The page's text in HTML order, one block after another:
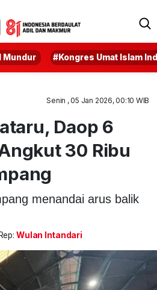
Mundur #Kongres Umat Islam
Senin , 05 Jan 2026, 00:10 WIB
Daop 6
30 Ribu
menandai arus balik
Rep: Wulan Intandari